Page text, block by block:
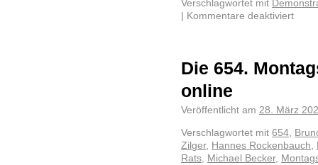
Verschlagwortet mit
Kommentare deaktiviert
Die 654.
online
Veröffentlicht am 28. März
Verschlagwortet mit 654,
Zilger, Hannes Rockenbauch,
Rats, Michael Becker,